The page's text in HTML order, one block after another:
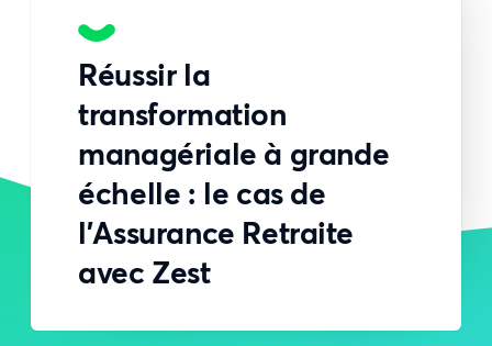
Réussir la
transformation
managériale à grande
échelle : le cas de
l’Assurance Retraite
avec Zest